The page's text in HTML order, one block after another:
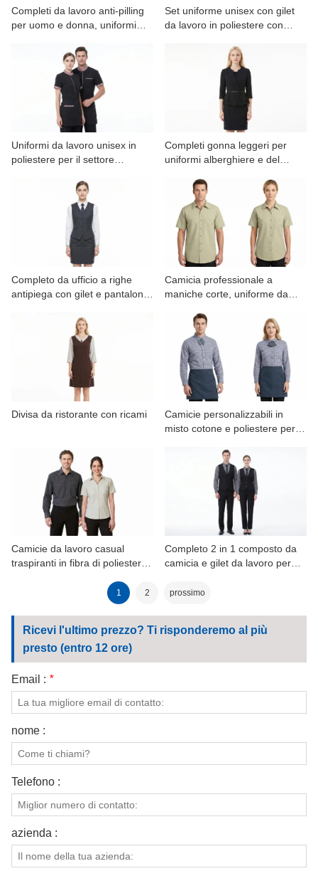
Completi da lavoro anti-pilling
per uomo e donna, uniformi
Set uniforme unisex con gilet
da lavoro in poliestere con
per il settore alberghiero.
Uniformi da lavoro unisex in
poliestere per il settore
Completi gonna leggeri per
uniformi alberghiere e del
all'ingrosso.
Completo da ufficio a righe
antipiega con gilet e pantaloni
Camicia professionale a
maniche corte, uniforme da
Divisa da ristorante con ricami
Camicie personalizzabili in
misto cotone e poliestere per
Camicie da lavoro casual
traspiranti in fibra di poliestere
Completo 2 in 1 composto da
camicia e gilet da lavoro per
primavera e autunno.
1 2 prossimo
Ricevi l'ultimo prezzo? Ti risponderemo al più
presto (entro 12 ore)
Email : *
nome :
Telefono :
azienda :